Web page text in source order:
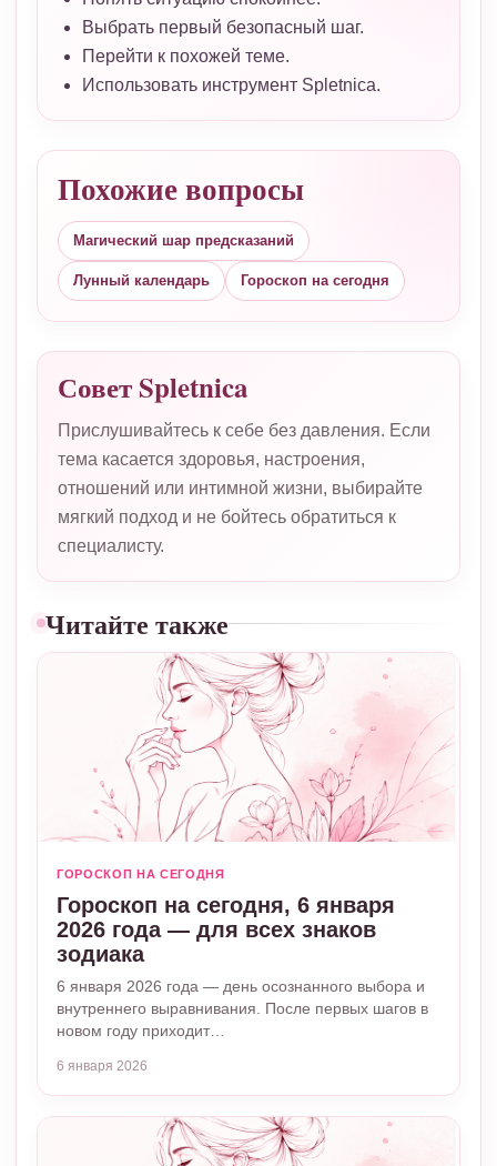
Выбрать первый безопасный шаг.
Перейти к похожей теме.
Использовать инструмент Spletnica.
Похожие вопросы
Магический шар предсказаний
Лунный календарь Гороскоп на сегодня
Совет Spletnica
Прислушивайтесь к себе без давления. Если
тема касается здоровья, настроения,
отношений или интимной жизни, выбирайте
мягкий подход и не бойтесь обратиться к
специалисту.
Читайте также
ГОРОСКОП НА СЕГОДНЯ
Гороскоп на сегодня, 6 января
2026 года — для всех знаков
зодиака
6 января 2026 года — день осознанного выбора и
внутреннего выравнивания. После первых шагов в
новом году приходит…
6 января 2026